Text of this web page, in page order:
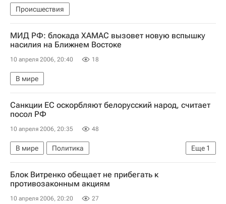
Происшествия
МИД РФ: блокада ХАМАС вызовет новую вспышку
насилия на Ближнем Востоке
10 апреля 2006, 20:40 18
В мире
Санкции ЕС оскорбляют белорусский народ, считает
посол РФ
10 апреля 2006, 20:35 48
Еще 1
В мире
Политика
Санкции ЕС в отношении Белоруссии
Блок Витренко обещает не прибегать к
противозаконным акциям
10 апреля 2006, 20:20 27